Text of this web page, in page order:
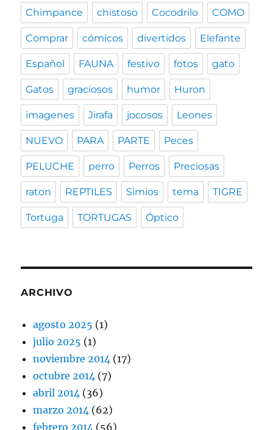
Chimpance chistoso Cocodrilo COMO
Comprar cómicos divertidos Elefante
Español FAUNA festivo fotos gato
Gatos graciosos humor Huron
imagenes Jirafa jocosos Leones
NUEVO PARA PARTE Peces
PELUCHE perro Perros Preciosas
raton REPTILES Simios tema TIGRE
Tortuga TORTUGAS Óptico
ARCHIVO
agosto 2025 (1)
julio 2025 (1)
noviembre 2014 (17)
octubre 2014 (7)
abril 2014 (36)
marzo 2014 (62)
febrero 2014 (56)